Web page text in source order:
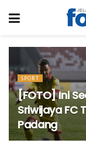
SPORT
[FOTO] Ini
Sriwijaya FC
Padang